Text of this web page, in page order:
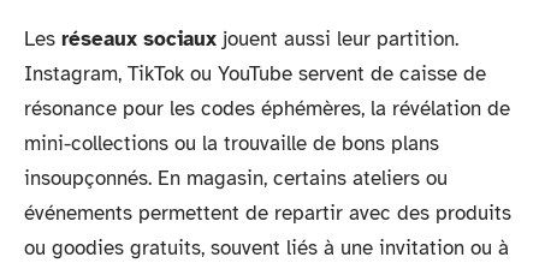
Les réseaux sociaux jouent aussi leur partition.
Instagram, TikTok ou YouTube servent de caisse de
résonance pour les codes éphémères, la révélation de
mini-collections ou la trouvaille de bons plans
insoupçonnés. En magasin, certains ateliers ou
événements permettent de repartir avec des produits
ou goodies gratuits, souvent liés à une invitation ou à